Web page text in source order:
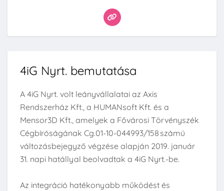
4iG Nyrt. bemutatása
A 4iG Nyrt. volt leányvállalatai az Axis
Rendszerház Kft., a HUMANsoft Kft. és a
Mensor3D Kft., amelyek a Fővárosi Törvényszék
Cégbíróságának Cg.01-10-044993/158 számú
változásbejegyző végzése alapján 2019. január
31. napi hatállyal beolvadtak a 4iG Nyrt.-be.
Az integráció hatékonyabb működést és